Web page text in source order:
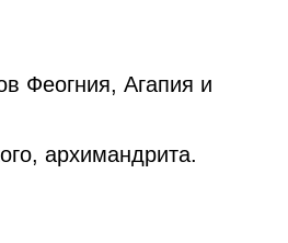
Феогния, Агапия и
архимандрита.